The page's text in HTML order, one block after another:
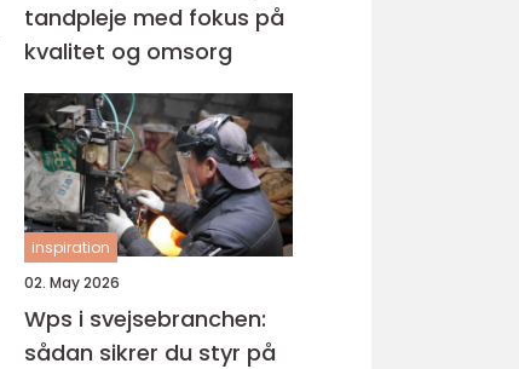
tandpleje med fokus på
kvalitet og omsorg
inspiration
02. May 2026
Wps i svejsebranchen:
sådan sikrer du styr på